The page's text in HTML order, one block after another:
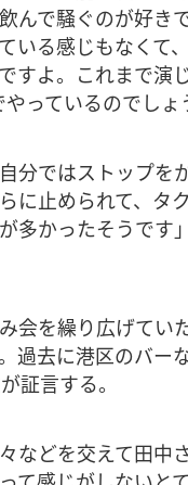
んで騒ぐのが好き
いる感じもなくて
すよ。これまで演
っているのでしょ
分ではストップを
に止められて、タ
多かったそうです
会を繰り広げてい
過去に港区のバー
証言する。
などを交えて田中